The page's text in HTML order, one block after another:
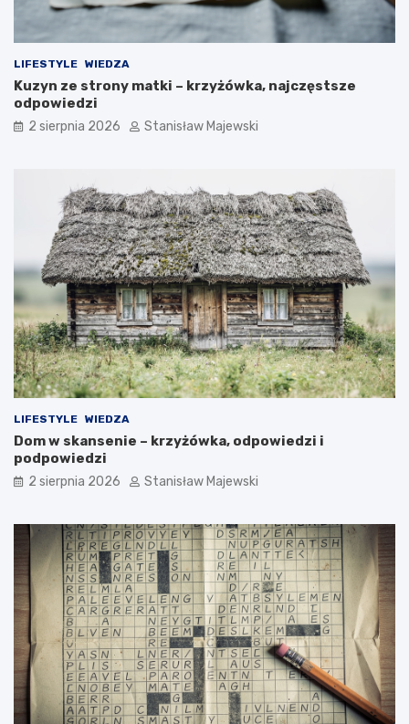
LIFESTYLE WIEDZA
Kuzyn ze strony matki – krzyżówka, najczęstsze
odpowiedzi
2 sierpnia 2026 Stanisław Majewski
LIFESTYLE WIEDZA
Dom w skansenie – krzyżówka, odpowiedzi i
podpowiedzi
2 sierpnia 2026 Stanisław Majewski